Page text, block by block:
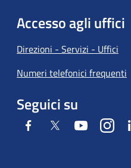
Accesso agli uffici
Direzioni - Servizi - Uffici
Numeri telefonici frequenti
Seguici su
Facebook Twitter Youtube